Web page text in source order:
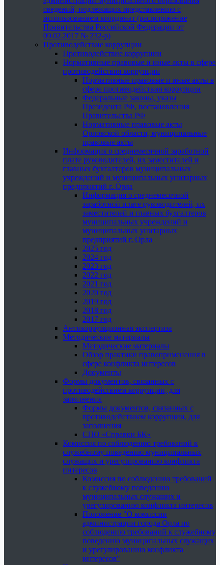
сведений, подлежащих представлению с
использованием координат (распоряжение
Правительства Российской Федерации от
09.02.2017 № 232-р)
Противодействие коррупции
Противодействие коррупции
Нормативные правовые и иные акты в сфере
противодействия коррупции
Нормативные правовые и иные акты в
сфере противодействия коррупции
Федеральные законы, указы
Президента РФ, постановления
Правительства РФ
Нормативные правовые акты
Орловской области, муниципальные
правовые акты
Информация о среднемесячной заработной
плате руководителей, их заместителей и
главных бухгалтеров муниципальных
учреждений и муниципальных унитарных
предприятий г. Орла
Информация о среднемесячной
заработной плате руководителей, их
заместителей и главных бухгалтеров
муниципальных учреждений и
муниципальных унитарных
предприятий г. Орла
2025 год
2024 год
2023 год
2022 год
2021 год
2020 год
2019 год
2018 год
2017 год
Антикоррупционная экспертиза
Методические материалы
Методические материалы
Обзор практики правоприменения в
сфере конфликта интересов
Документы
Формы документов, связанных с
противодействием коррупции, для
заполнения
Формы документов, связанных с
противодействием коррупции, для
заполнения
СПО «Справки БК»
Комиссия по соблюдению требований к
служебному поведению муниципальных
служащих и урегулированию конфликта
интересов
Комиссия по соблюдению требований
к служебному поведению
муниципальных служащих и
урегулированию конфликта интересов
Положение "О комиссии
администрации города Орла по
соблюдению требований к служебному
поведению муниципальных служащих
и урегулированию конфликта
интересов"